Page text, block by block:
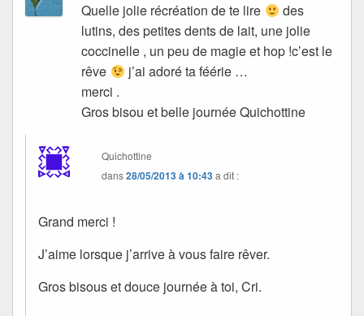
Quelle jolie récréation de te lire
des
lutins, des petites dents de lait, une jolie
coccinelle , un peu de magie et hop !c’est le
rêve
j’ai adoré ta féérie …
merci .
Gros bisou et belle journée Quichottine
Quichottine
dans28/05/2013 à 10:43a dit :
Grand merci !
J’aime lorsque j’arrive à vous faire rêver.
Gros bisous et douce journée à toi, Cri.